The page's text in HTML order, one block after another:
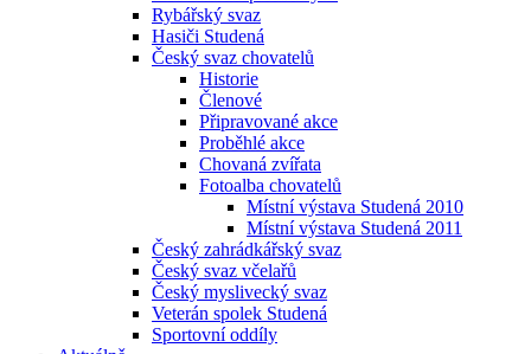
Rybářský svaz
Hasiči Studená
Český svaz chovatelů
Historie
Členové
Připravované akce
Proběhlé akce
Chovaná zvířata
Fotoalba chovatelů
Místní výstava Studená 2010
Místní výstava Studená 2011
Český zahrádkářský svaz
Český svaz včelařů
Český myslivecký svaz
Veterán spolek Studená
Sportovní oddíly